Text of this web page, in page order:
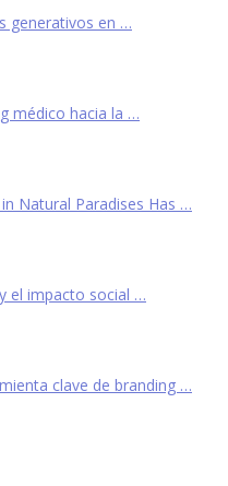
generativos en …
médico hacia la …
Natural Paradises Has …
el impacto social …
clave de branding …